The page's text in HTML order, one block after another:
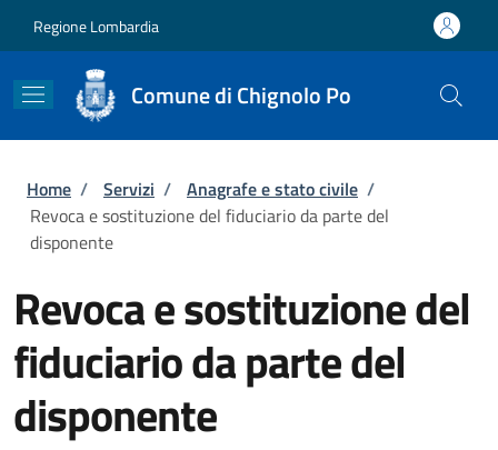
Regione Lombardia
Comune di Chignolo Po
Briciole di pane
Home / Servizi / Anagrafe e stato civile /
Revoca e sostituzione del fiduciario da parte del
disponente
Revoca e sostituzione del
fiduciario da parte del
disponente